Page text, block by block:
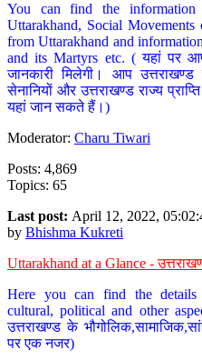
You can find the
Uttarakhand, Social
from Uttarakhand and
and its Martyrs etc. ( यहां पर
जानकारी मिलेगी। आप
सेनानियों और उत्तराखण्ड राज्य
यहां जान सकते हैं।)
Moderator: Charu Tiwari
Posts: 4,869
Topics: 65
Last post: April 12, 2022,
by Bhishma Kukreti
Uttarakhand at a Glance -
Here you can find the details
cultural, political and other
उत्तराखण्ड के
पर एक नजर)